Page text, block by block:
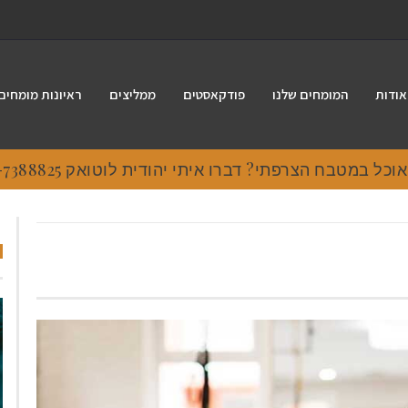
אודות המומחים שלנו פודקאסטים ממליצים ראיונות
במטבח הצרפתי? דברו איתי יהודית לוטואק 054-7388825.